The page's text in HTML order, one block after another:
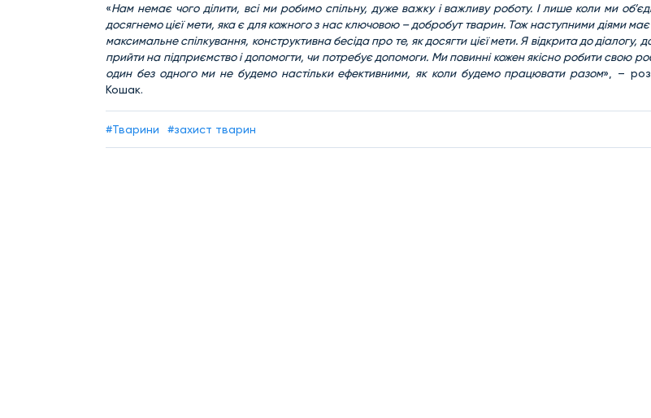
«Нам немає чого ділити, всі ми робимо спільну, дуже важку і важливу роботу. І лише коли ми
досягнемо цієї мети, яка є для кожного з нас ключовою – добробут тварин. Тож наступними діями
максимальне спілкування, конструктивна бесіда про те, як досягти цієї мети. Я відкрита до діалогу,
прийти на підприємство і допомогти, чи потребує допомоги. Ми повинні кожен якісно робити свою
один без одного ми не будемо настільки ефективними, як коли будемо працювати разом», –
Кошак.
#Тварини #захист тварин